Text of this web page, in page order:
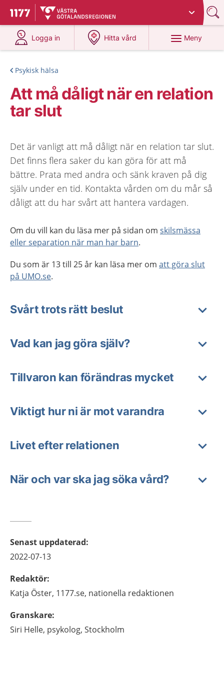
Till startsidan för 1177
Du har valt region
Logga in
på 1177.se
Hitta vård
på 1177.se
Meny
Psykisk hälsa
Att må dåligt när en relation
tar slut
Det är vanligt att må dåligt när en relation tar slut.
Det finns flera saker du kan göra för att må
bättre. Prata med andra och sänk kraven på dig
själv under en tid. Kontakta vården om du mår så
dåligt att du har svårt att hantera vardagen.
Om du vill kan du läsa mer på sidan om skilsmässa
eller separation när man har barn.
Du som är 13 till 25 år kan läsa mer om att göra slut
på UMO.se.
Svårt trots rätt beslut
Vad kan jag göra själv?
Tillvaron kan förändras mycket
Viktigt hur ni är mot varandra
Livet efter relationen
När och var ska jag söka vård?
Senast uppdaterad:
2022-07-13
Redaktör:
Katja Öster, 1177.se, nationella redaktionen
Granskare:
Siri Helle, psykolog, Stockholm